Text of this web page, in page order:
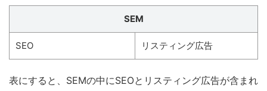
SEM
SEO リスティング広告
表にすると、SEMの中にSEOとリスティング広告が含まれ